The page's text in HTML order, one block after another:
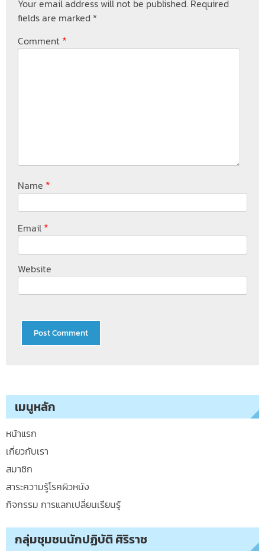
Your email address will not be published. Required
fields are marked *
Comment *
Name *
Email *
Website
เมนูหลัก
หน้าแรก
เกี่ยวกับเรา
สมาชิก
สาระความรู้โรคผิวหนัง
กิจกรรม การแลกเปลี่ยนเรียนรู้
กลุ่มชุมชนนักปฏิบัติ ศิริราช